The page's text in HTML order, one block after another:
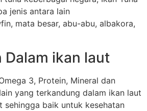
jenis antara lain
mata besar, abu-abu, albakora,
Dalam ikan laut
3, Protein, Mineral dan
yang terkandung dalam ikan laut
sehingga baik untuk kesehatan